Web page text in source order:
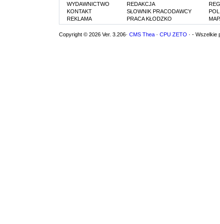
WYDAWNICTWO
KONTAKT
REKLAMA
REDAKCJA
SŁOWNIK PRACODAWCY
PRACA KŁODZKO
Copyright © 2026 Ver. 3.206· CMS Thea · CPU ZETO · - Wszelkie